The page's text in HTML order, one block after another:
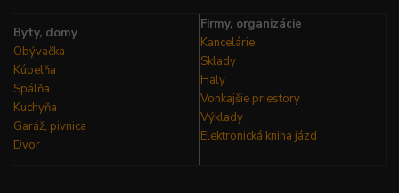
Byty, domy
Obývačka
Kúpelňa
Spálňa
Kuchyňa
Garáž, pivnica
Dvor
Firmy, organizácie
Kancelárie
Sklady
Haly
Vonkajšie priestory
Výklady
Elektronická kniha jázd